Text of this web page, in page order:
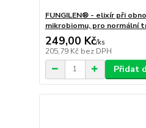
FUNGILEN® - elixír při
mikrobiomu, pro normální
249,00 Kč/ks
205,79 Kč bez DPH
Přidat